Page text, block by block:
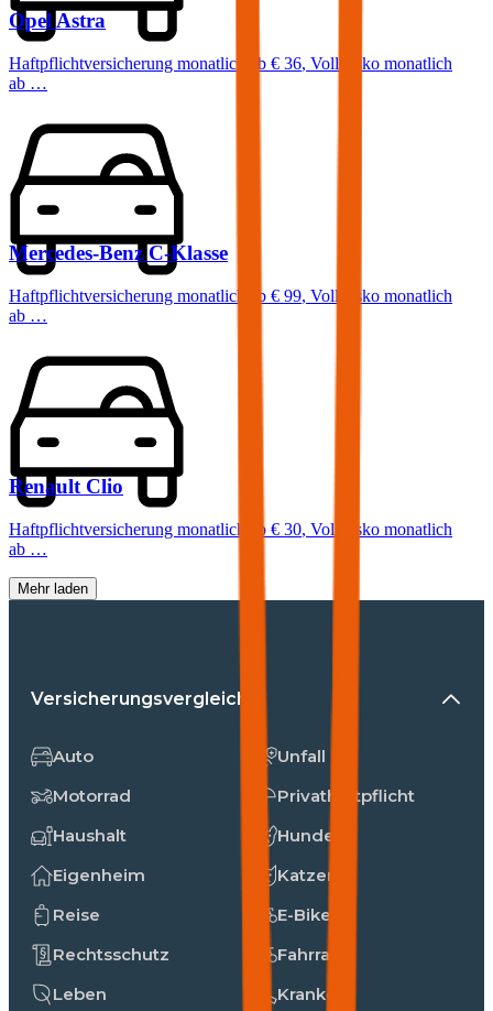
Opel Astra
Haftpflichtversicherung monatlich ab € 36, Vollkasko monatlich
ab …
Mercedes-Benz C-Klasse
Haftpflichtversicherung monatlich ab € 99, Vollkasko monatlich
ab …
Renault Clio
Haftpflichtversicherung monatlich ab € 30, Vollkasko monatlich
ab …
Mehr laden
Versicherungsvergleiche
Auto
Motorrad
Haushalt
Eigenheim
Reise
Rechtsschutz
Leben
Unfall
Privathaftpflicht
Hunde
Katzen
E-Bike
Fahrrad
Kranken